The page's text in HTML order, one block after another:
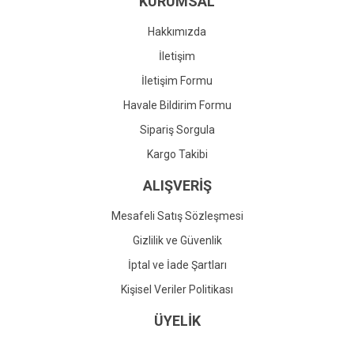
Gönder
Hakkımızda
İletişim
İletişim Formu
Havale Bildirim Formu
Sipariş Sorgula
Kargo Takibi
ALIŞVERİŞ
Mesafeli Satış Sözleşmesi
Gizlilik ve Güvenlik
İptal ve İade Şartları
Kişisel Veriler Politikası
ÜYELİK